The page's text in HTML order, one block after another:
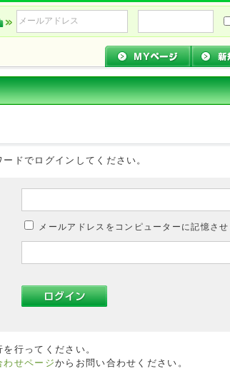
ドでログインしてください。
メールアドレスをコンピューターに記憶させ
行ってください。
わせページからお問い合わせください。